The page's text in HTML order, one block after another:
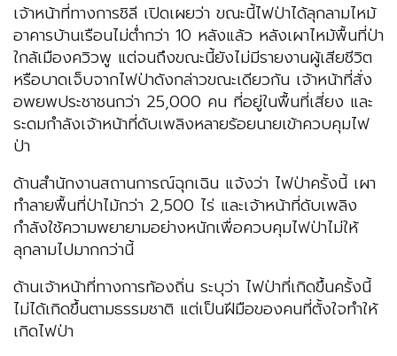
เจ้าหน้าที่ทางการชิลี เปิดเผยว่า ขณะนี้ไฟป่าได้ลุกลามไหม้
อาคารบ้านเรือนไม่ต่ำกว่า 10 หลังแล้ว หลังเผาไหม้พื้นที่ป่า
ใกล้เมืองควิวพู แต่จนถึงขณะนี้ยังไม่มีรายงานผู้เสียชีวิต
หรือบาดเจ็บจากไฟป่าดังกล่าวขณะเดียวกัน เจ้าหน้าที่สั่ง
อพยพประชาชนกว่า 25,000 คน ที่อยู่ในพื้นที่เสี่ยง และ
ระดมกำลังเจ้าหน้าที่ดับเพลิงหลายร้อยนายเข้าควบคุมไฟ
ป่า
ด้านสำนักงานสถานการณ์ฉุกเฉิน แจ้งว่า ไฟป่าครั้งนี้ เผา
ทำลายพื้นที่ป่าไม้กว่า 2,500 ไร่ และเจ้าหน้าที่ดับเพลิง
กำลังใช้ความพยายามอย่างหนักเพื่อควบคุมไฟป่าไม่ให้
ลุกลามไปมากกว่านี้
ด้านเจ้าหน้าที่ทางการท้องถิ่น ระบุว่า ไฟป่าที่เกิดขึ้นครั้งนี้
ไม่ได้เกิดขึ้นตามธรรมชาติ แต่เป็นฝีมือของคนที่ตั้งใจทำให้
เกิดไฟป่า